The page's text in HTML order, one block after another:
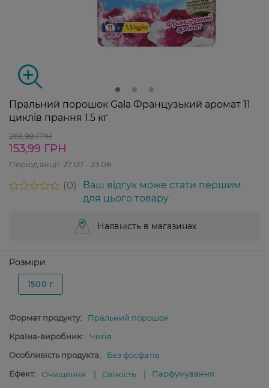
Пральний порошок Gala Французький аромат 11
циклів прання 1.5 кг
269,99 ГРН
153,99 ГРН
Період акції: 27 07 - 23 08
0
Ваш відгук може стати першим
для цього товару
Наявність в магазинах
Розміри
1500 г
Формат продукту:
Пральний порошок
Країна-виробник:
Чехія
Особливість продукта:
Без фосфатів
Ефект:
Очищення Свіжість Парфумування